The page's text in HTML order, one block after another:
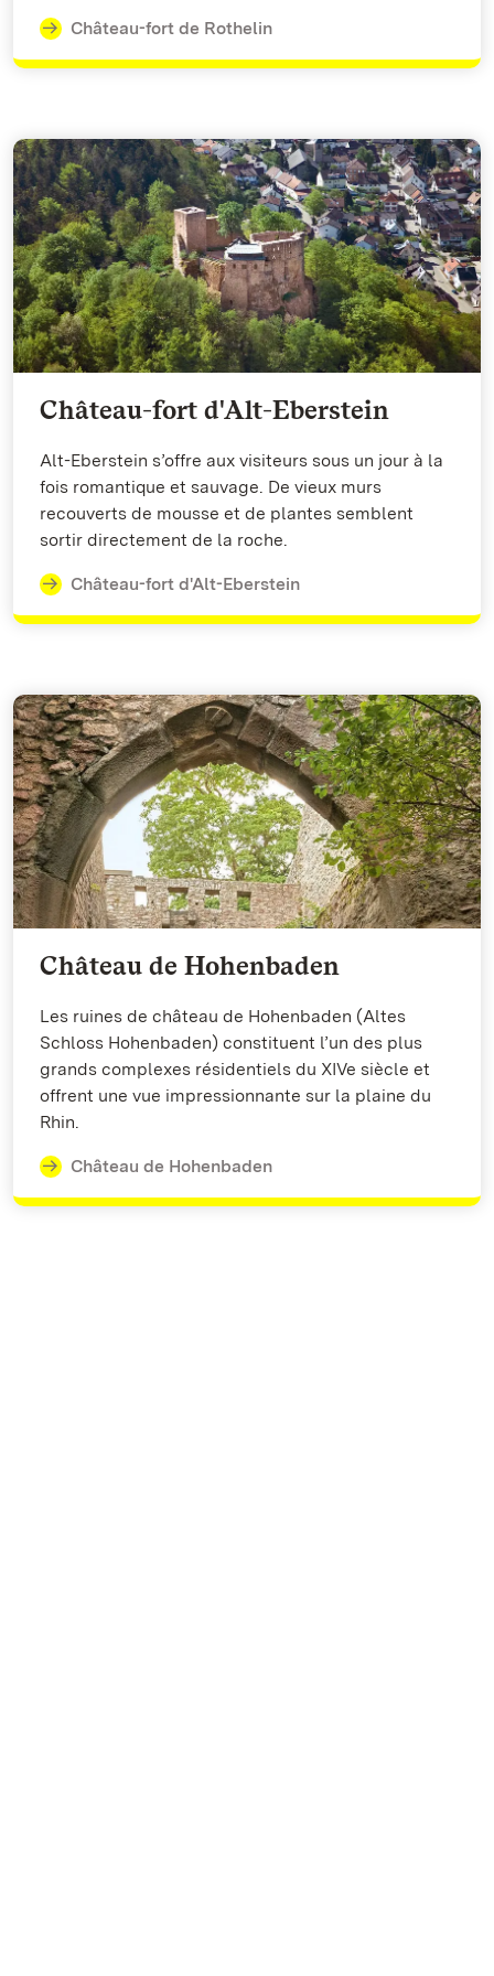
Château-fort de Rothelin
Château-fort d'Alt-Eberstein
Alt-Eberstein s’offre aux visiteurs sous un jour à la
fois romantique et sauvage. De vieux murs
recouverts de mousse et de plantes semblent
sortir directement de la roche.
Château-fort d'Alt-Eberstein
Château de Hohenbaden
Les ruines de château de Hohenbaden (Altes
Schloss Hohenbaden) constituent l’un des plus
grands complexes résidentiels du XIVe siècle et
offrent une vue impressionnante sur la plaine du
Rhin.
Château de Hohenbaden